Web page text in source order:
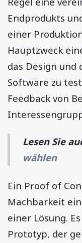
Endprodukts
einer
Hauptzweck
das Design
Software zu
Feedback von
Lesen Sie
wählen
Ein Proof of
Machbarkeit
einer Lösung.
Prototyp, der